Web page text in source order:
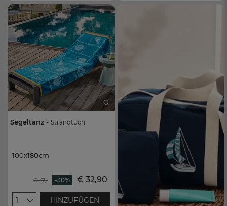
Segeltanz - Strandtuch
100x180cm
€ 47,- -30% € 32,90
1 HINZUFÜGEN